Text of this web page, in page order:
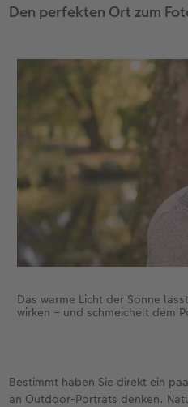
Den perfekten Ort zum
Das warme Licht der Sonne
wirken – und schmeichelt dem
Bestimmt haben Sie direkt ein
an Outdoor-Porträts denken.